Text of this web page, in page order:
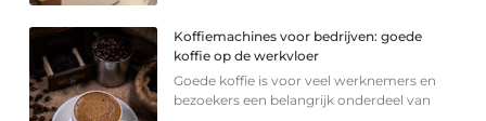
Koffiemachines voor bedrijven: goede
koffie op de werkvloer
Goede koffie is voor veel werknemers en
bezoekers een belangrijk onderdeel van